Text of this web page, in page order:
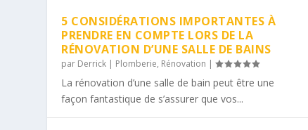
5 CONSIDÉRATIONS IMPORTANTES À
PRENDRE EN COMPTE LORS DE LA
RÉNOVATION D’UNE SALLE DE BAINS
par Derrick | Plomberie, Rénovation |
La rénovation d’une salle de bain peut être une
façon fantastique de s’assurer que vos...